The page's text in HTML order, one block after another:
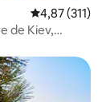
Évaluation
4,87 (311)
de Kiev,